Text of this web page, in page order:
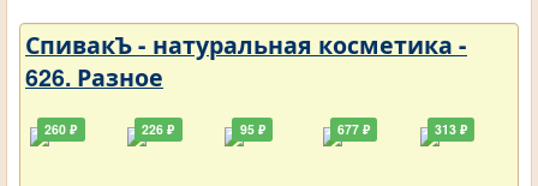
СпивакЪ - натуральная косметика -
626. Разное
260 ₽ 226 ₽ 95 ₽ 677 ₽ 313 ₽